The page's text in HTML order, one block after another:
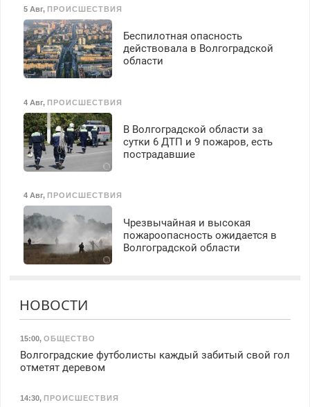
5 Авг, ПРОИСШЕСТВИЯ
Беспилотная опасность
действовала в Волгоградской
области
4 Авг, ПРОИСШЕСТВИЯ
В Волгоградской области за
сутки 6 ДТП и 9 пожаров, есть
пострадавшие
4 Авг, ПРОИСШЕСТВИЯ
Чрезвычайная и высокая
пожароопасность ожидается в
Волгоградской области
НОВОСТИ
15:00, ОБЩЕСТВО
Волгоградские футболисты каждый забитый свой гол
отметят деревом
14:30, ПРОИСШЕСТВИЯ